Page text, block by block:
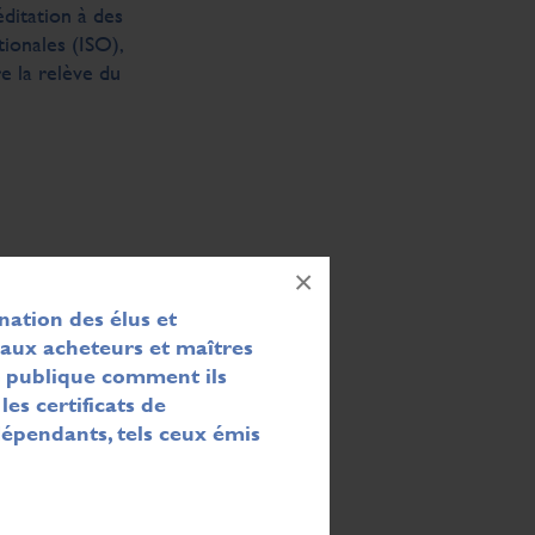
des élus et
acheteurs et maîtres
publique comment ils
certificats de
tels ceux émis
×
à des
(ISO),
la relève du
et
et dans